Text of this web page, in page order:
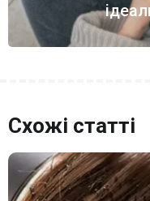
Схожі статті